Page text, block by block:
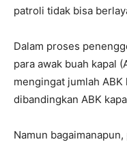
patroli tidak bisa
Dalam proses
para awak buah kapal
mengingat jumlah
dibandingkan ABK
Namun